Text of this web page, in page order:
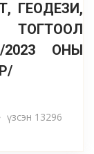
ГЕОДЕЗИ,
ОНЫ
үзсэн 13296